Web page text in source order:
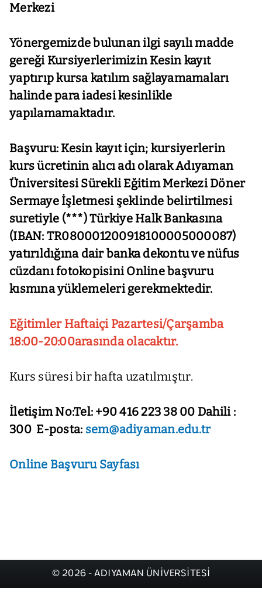
Merkezi
Yönergemizde bulunan ilgi sayılı madde
gereği Kursiyerlerimizin Kesin kayıt
yaptırıp kursa katılım sağlayamamaları
halinde para iadesi kesinlikle
yapılamamaktadır.
Başvuru: Kesin kayıt için; kursiyerlerin
kurs ücretinin alıcı adı olarak Adıyaman
ÜniversitesiSürekli Eğitim Merkezi Döner
Sermaye İşletmesi şeklinde belirtilmesi
suretiyle (***) Türkiye Halk Bankasına
(IBAN: TR080001200918100005000087)
yatırıldığına dairbanka dekontu ve nüfus
cüzdanı fotokopisini Online başvuru
kısmına yüklemeleri gerekmektedir.
Eğitimler Haftaiçi Pazartesi/Çarşamba
18:00-20:00arasında olacaktır.
Kurs süresi bir hafta uzatılmıştır.
İletişim No:Tel: +90 416 223 38 00 Dahili :
300 E-posta: sem@adiyaman.edu.tr
Online Başvuru Sayfası
© 2026 - ADIYAMAN ÜNİVERSİTESİ